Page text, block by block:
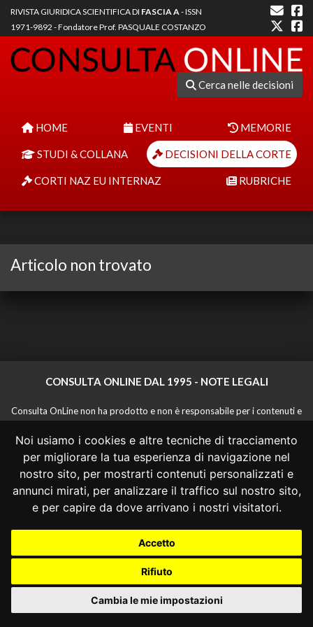
Noi usiamo i cookies e altre tecniche di tracciamento
per migliorare la tua esperienza di navigazione nel
nostro sito, per mostrarti contenuti personalizzati e
annunci mirati, per analizzare il traffico sul nostro sito,
e per capire da dove arrivano i nostri visitatori.
Accetto
Rifiuto
Cambia le mie impostazioni
RIVISTA GIURIDICA SCIENTIFICA DI FASCIA A- ISSN
1971-9892 - Fondatore Prof. PASQUALE COSTANZO
Cerca nelle decisioni
HOME EVENTI MEMORIE
STUDI & COLLANA DECISIONI DELLA CORTE
CORTI NAZ EU INTERNAZ RUBRICHE
Articolo non trovato
CONSULTA ONLINE DAL 1995 - NOTE LEGALI
Consulta OnLine non ha prodotto e non è responsabile per i contenuti e
le informazioni legali di siti collegati.
La consultazione di questi o del materiale contenuto nel sito non
costituisce una relazione di consulenza legale.
Nessuno deve confidare o agire in base alle informazioni disponibili in
questo sito senza una consulenza legale professionale.
info@giurcost.org| Giurisprudenza Costituzionale|